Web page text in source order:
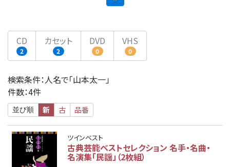
CD
2
カセット
2
DVD
0
VHS
0
検索条件：人名で「山本太一」
件数：4件
並び順 新 古 品番
ツインベスト
古典芸能ベストセレクション 名手・名曲・
名演集「民謡」（2枚組）